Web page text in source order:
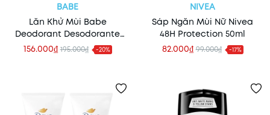
BABE
Lăn Khử Mùi Babe
Deodorant Desodorante
24H 50ml (HSD 03/2027)
156.000₫ 195.000₫ -20%
NIVEA
Sáp Ngăn Mùi Nữ Nivea
48H Protection 50ml
82.000₫ 99.000₫ -17%